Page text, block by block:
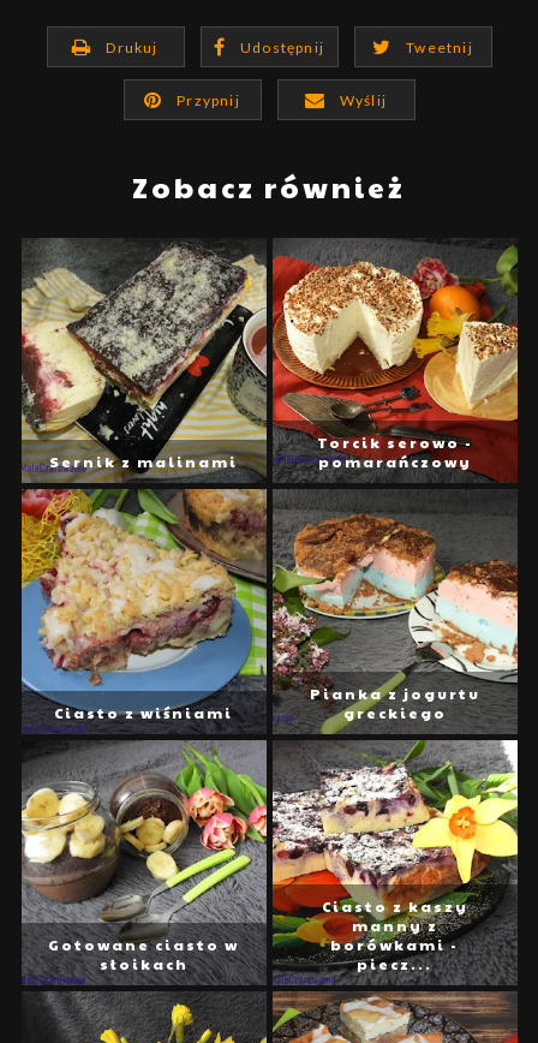
Drukuj Udostępnij Tweetnij
Przypnij Wyślij
Zobacz również
Sernik z malinami
Torcik serowo -
pomarańczowy
Ciasto z wiśniami
Pianka z jogurtu
greckiego
Gotowane ciasto w
słoikach
Ciasto z kaszy
manny z
borówkami -
piecz...